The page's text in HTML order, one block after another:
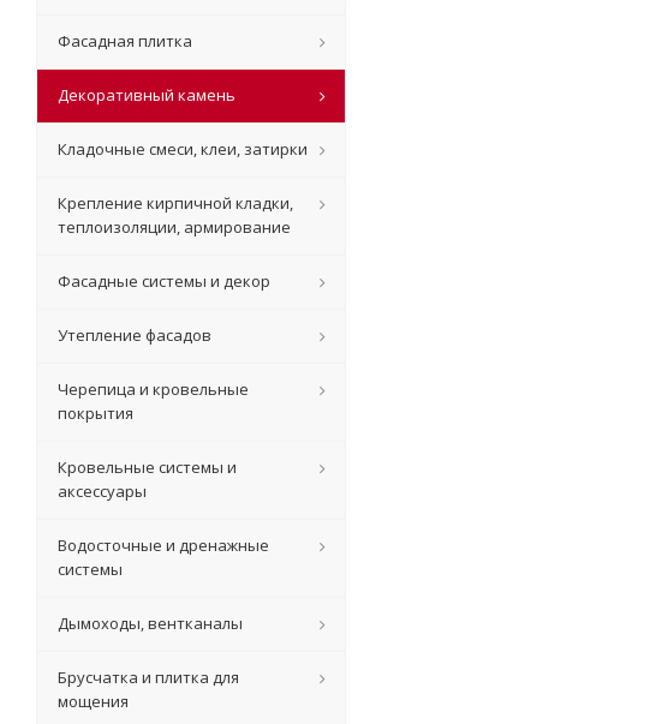
Фасадная плитка
Декоративный камень
Кладочные смеси, клеи, затирки
Крепление кирпичной кладки,
теплоизоляции, армирование
Фасадные системы и декор
Утепление фасадов
Черепица и кровельные
покрытия
Кровельные системы и
аксессуары
Водосточные и дренажные
системы
Дымоходы, вентканалы
Брусчатка и плитка для
мощения